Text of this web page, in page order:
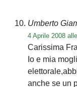
Umberto
4 Aprile 2008
Carissima
Io e mia
anche se un